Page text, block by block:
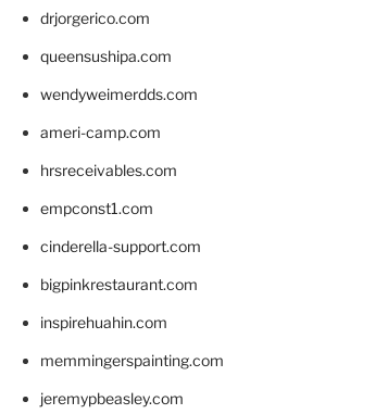
drjorgerico.com
queensushipa.com
wendyweimerdds.com
ameri-camp.com
hrsreceivables.com
empconst1.com
cinderella-support.com
bigpinkrestaurant.com
inspirehuahin.com
memmingerspainting.com
jeremypbeasley.com